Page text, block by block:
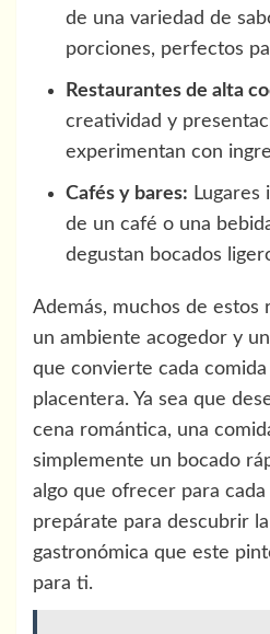
de una variedad de
porciones, perfectos
Restaurantes de alta
creatividad y
experimentan con
Cafés y bares: Lugares
de un café o una
degustan bocados
Además, muchos de estos
un ambiente acogedor y
que convierte cada
placentera. Ya sea que
cena romántica, una
simplemente un bocado
algo que ofrecer para cada
prepárate para descubrir
gastronómica que este
para ti.